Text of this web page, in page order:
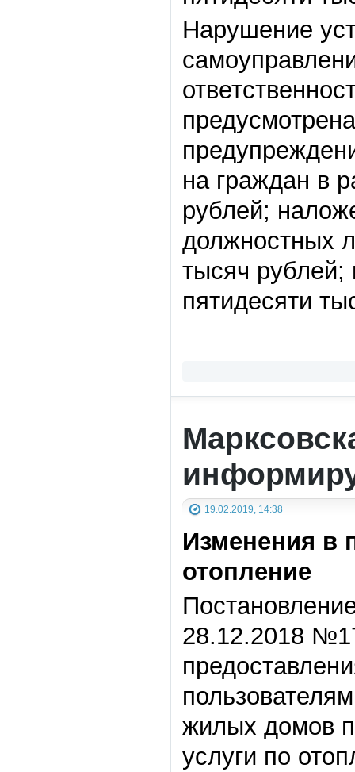
Нарушение
на граждан в
рублей;
должностных
тысяч рублей;
пятидесяти
19.02.2019, 14:38
Изменения в
отопление
28.12.2018
жилых домов
услуги по